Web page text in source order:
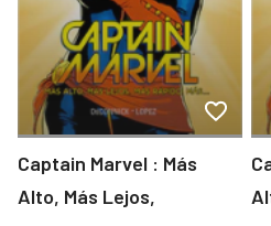
Captain Marvel : Más
Alto, Más Lejos,